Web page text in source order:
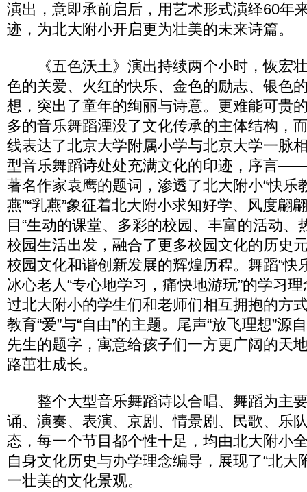
演出，意即承前启后，用艺术形式演绎60年
迹，为北大附小开启更为壮美的未来诗篇。
《五色沃土》演出持续两个小时，恢宏
色的关爱、火红的快乐、金色的励志、银色
想，突出了童年的绚丽与诗意。更难能可贵
多的音乐舞蹈湮没了文化传承的主体结构，
线表达了北京大学附属小学与北京大学一脉
型音乐舞蹈诗处处充满文化的印迹，序言
著名作家袁鹰的题词，渗透了北大附小“快乐
燕”“乳燕”象征着北大附小求知好学、风度翩
目“生动的课堂、多彩的校园、丰富的活动、
校园生活出发，融合了更多校园文化的历史
校园文化和谐创新发展的辉煌历程。舞蹈“快
冰心老人“专心地学习，痛快地游玩”的学习理
过北大附小的学生们和老师们相互拥抱的方
教育“爱”与“自由”的主题。尾声“放飞理想”源
先生的题字，寓意给孩子们一方更广阔的天
路茁壮成长。
整个大型音乐舞蹈诗以合唱、舞蹈为主
诵、演奏、表演、京剧、情景剧、民歌、乐
态，每一个节目都个性十足，均由北大附小
自身文化历史与办学理念编导，展现了“北大
一壮美的文化景观。